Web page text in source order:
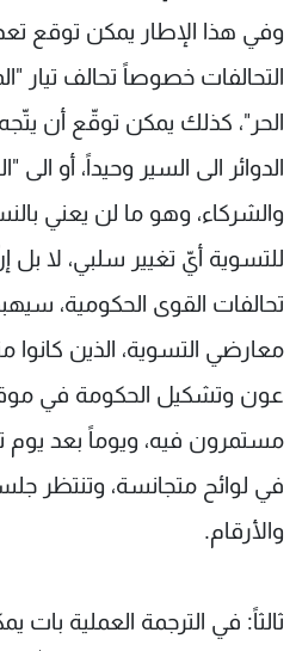
وفي هذا الإطار يمكن توقع
التحالفات خصوصاً تحالف تيار
الحر"، كذلك يمكن توقّع أن
الدوائر الى السير وحيداً، أو
والشركاء، وهو ما لن يعني
للتسوية أيّ تغيير سلبي، لا
تحالفات القوى الحكومية،
معارضي التسوية، الذين كانوا
عون وتشكيل الحكومة في
مستمرون فيه، ويوماً بعد يوم
في لوائح متجانسة، وتنتظر
والأرقام.
ثالثاً: في الترجمة العملية